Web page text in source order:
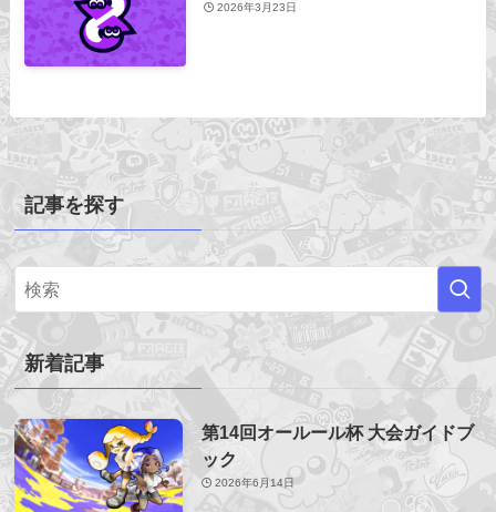
2026年3月23日
記事を探す
新着記事
第14回オールール杯 大会ガイドブ
ック
2026年6月14日